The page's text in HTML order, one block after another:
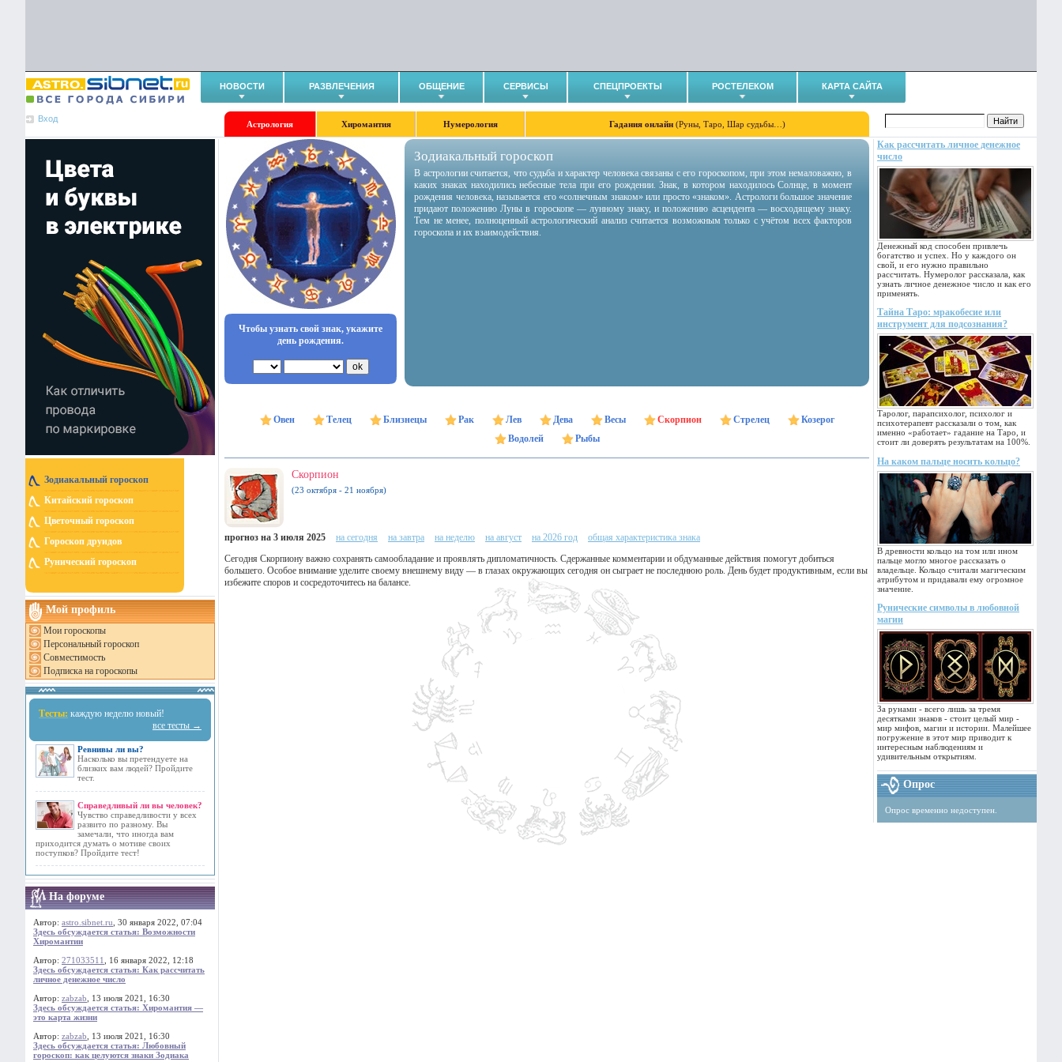
НОВОСТИ РАЗВЛЕЧЕНИЯ ОБЩЕНИЕ СЕРВИСЫ СПЕЦПРОЕКТЫ РОСТЕЛЕКОМ КАРТА САЙТА
Вход
Астрология Хиромантия Нумерология Гадания онлайн (Руны, Таро, Шар судьбы…)
Зодиакальный гороскоп
Китайский гороскоп
Цветочный гороскоп
Гороскоп друидов
Рунический гороскоп
Мой профиль
Мои гороскопы
Персональный гороскоп
Совместимость
Подписка на гороскопы
Тесты: каждую неделю новый!
все тесты →
Ревнивы ли вы?
Насколько вы претендуете на
близких вам людей? Пройдите
тест.
Справедливый ли вы человек?
Чувство справедливости у всех
развито по разному. Вы
замечали, что иногда вам
приходится думать о мотиве своих
поступков? Пройдите тест!
На форуме
Автор: astro.sibnet.ru , 30 января 2022, 07:04
Здесь обсуждается статья: Возможности
Хиромантии
Автор: 271033511
, 16 января 2022, 12:18
Здесь обсуждается статья: Как рассчитать
личное денежное число
Автор: zabzab , 13 июля 2021, 16:30
Здесь обсуждается статья: Хиромантия —
это карта жизни
Автор: zabzab , 13 июля 2021, 16:30
Здесь обсуждается статья: Любовный
гороскоп: как целуются знаки Зодиака
Как рассчитать личное денежное
число
Денежный код способен привлечь
богатство и успех. Но у каждого он
свой, и его нужно правильно
рассчитать. Нумеролог рассказала, как
узнать личное денежное число и как его
применять.
Тайна Таро: мракобесие или
инструмент для подсознания?
Таролог, парапсихолог, психолог и
психотерапевт рассказали о том, как
именно «работает» гадание на Таро, и
стоит ли доверять результатам на 100%.
На каком пальце носить кольцо?
В древности кольцо на том или ином
пальце могло многое рассказать о
владельце. Кольцо считали магическим
атрибутом и придавали ему огромное
значение.
Рунические символы в любовной
магии
За рунами - всего лишь за тремя
десятками знаков - стоит целый мир -
мир мифов, магии и истории. Малейшее
погружение в этот мир приводит к
интересным наблюдениям и
удивительным открытиям.
Опрос
Опрос временно недоступен.
Чтобы узнать свой знак, укажите
день рождения.
Зодиакальный гороскоп
В астрологии считается, что судьба и характер человека связаны с его гороскопом, при этом немаловажно, в
каких знаках находились небесные тела при его рождении. Знак, в котором находилось Солнце, в момент
рождения человека, называется его «солнечным знаком» или просто «знаком». Астрологи большое значение
придают положению Луны в гороскопе — лунному знаку, и положению асцендента — восходящему знаку.
Тем не менее, полноценный астрологический анализ считается возможным только с учётом всех факторов
гороскопа и их взаимодействия.
Овен Телец Близнецы Рак Лев Дева Весы Скорпион Стрелец
Козерог
Водолей
Рыбы
Скорпион
(23 октября - 21 ноября)
прогноз на 3 июля 2025 на сегодня на завтра на неделю на август на 2026 год
общая характеристика знака
Сегодня Скорпиону важно сохранять самообладание и проявлять дипломатичность. Сдержанные комментарии и обдуманные действия помогут добиться
большего. Особое внимание уделите своему внешнему виду — в глазах окружающих сегодня он сыграет не последнюю роль. День будет продуктивным, если вы
избежите споров и сосредоточитесь на балансе.